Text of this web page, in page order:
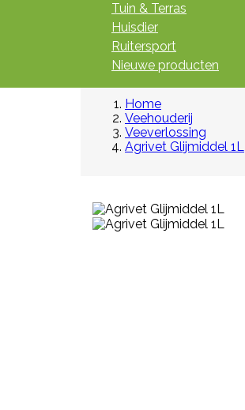
Tuin & Terras
Huisdier
Ruitersport
Nieuwe producten
Home
Veehouderij
Veeverlossing
Agrivet Glijmiddel 1L